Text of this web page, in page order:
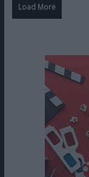
Load More